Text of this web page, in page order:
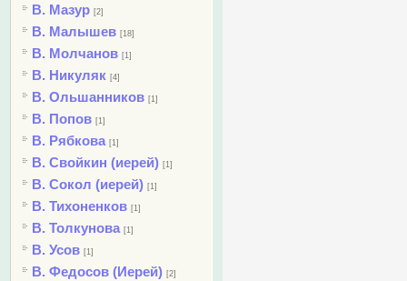
В. Мазур [2]
В. Малышев [18]
В. Молчанов [1]
В. Никуляк [4]
В. Ольшанников [1]
В. Попов [1]
В. Рябкова [1]
В. Свойкин (иерей) [1]
В. Сокол (иерей) [1]
В. Тихоненков [1]
В. Толкунова [1]
В. Усов [1]
В. Федосов (Иерей) [2]